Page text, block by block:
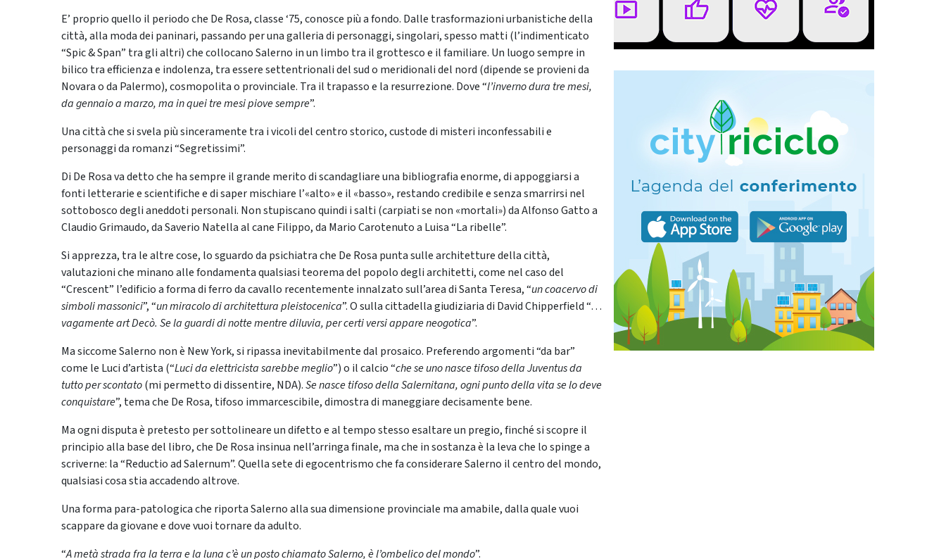
E’ proprio quello il periodo che De Rosa, classe ‘75, conosce più a fondo. Dalle trasformazioni urbanistiche della
città, alla moda dei paninari, passando per una galleria di personaggi, singolari, spesso matti (l’indimenticato
“Spic & Span” tra gli altri) che collocano Salerno in un limbo tra il grottesco e il familiare. Un luogo sempre in
bilico tra efficienza e indolenza, tra essere settentrionali del sud o meridionali del nord (dipende se provieni da
Novara o da Palermo), cosmopolita o provinciale. Tra il trapasso e la resurrezione. Dove “l’inverno dura tre mesi,
da gennaio a marzo, ma in quei tre mesi piove sempre”.
Una città che si svela più sinceramente tra i vicoli del centro storico, custode di misteri inconfessabili e
personaggi da romanzi “Segretissimi”.
Di De Rosa va detto che ha sempre il grande merito di scandagliare una bibliografia enorme, di appoggiarsi a
fonti letterarie e scientifiche e di saper mischiare l’«alto» e il «basso», restando credibile e senza smarrirsi nel
sottobosco degli aneddoti personali. Non stupiscano quindi i salti (carpiati se non «mortali») da Alfonso Gatto a
Claudio Grimaudo, da Saverio Natella al cane Filippo, da Mario Carotenuto a Luisa “La ribelle”.
Si apprezza, tra le altre cose, lo sguardo da psichiatra che De Rosa punta sulle architetture della città,
valutazioni che minano alle fondamenta qualsiasi teorema del popolo degli architetti, come nel caso del
“Crescent” l’edificio a forma di ferro da cavallo recentemente innalzato sull’area di Santa Teresa, “un coacervo di
simboli massonici”, “un miracolo di architettura pleistocenica”. O sulla cittadella giudiziaria di David Chipperfield “…
vagamente art Decò. Se la guardi di notte mentre diluvia, per certi versi appare neogotica”.
Ma siccome Salerno non è New York, si ripassa inevitabilmente dal prosaico. Preferendo argomenti “da bar”
come le Luci d’artista (“Luci da elettricista sarebbe meglio”) o il calcio “che se uno nasce tifoso della Juventus da
tutto per scontato(mi permetto di dissentire, NDA).Se nasce tifoso della Salernitana, ogni punto della vita se lo deve
conquistare”, tema che De Rosa, tifoso immarcescibile, dimostra di maneggiare decisamente bene.
Ma ogni disputa è pretesto per sottolineare un difetto e al tempo stesso esaltare un pregio, finché si scopre il
principio alla base del libro, che De Rosa insinua nell’arringa finale, ma che in sostanza è la leva che lo spinge a
scriverne: la “Reductio ad Salernum”. Quella sete di egocentrismo che fa considerare Salerno il centro del mondo,
qualsiasi cosa stia accadendo altrove.
Una forma para-patologica che riporta Salerno alla sua dimensione provinciale ma amabile, dalla quale vuoi
scappare da giovane e dove vuoi tornare da adulto.
“A metà strada fra la terra e la luna c’è un posto chiamato Salerno, è l’ombelico del mondo”.